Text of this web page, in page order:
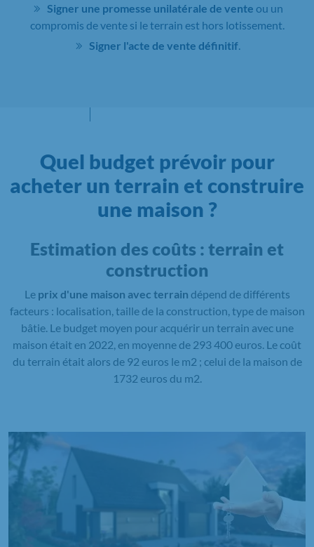
Signer une promesse unilatérale de vente ou un
compromis de vente si le terrain est hors lotissement.
Signer l'acte de vente définitif
Quel budget prévoir pour
acheter un terrain et construire
une maison ?
Estimation des coûts : terrain et
construction
Le prix d'une maison avec terrain dépend de différents
facteurs : localisation, taille de la construction, type de maison
bâtie. Le budget moyen pour acquérir un terrain avec une
maison était en 2022, en moyenne de 293 400 euros. Le coût
du terrain était alors de 92 euros le m2 ; celui de la maison de
1732 euros du m2.